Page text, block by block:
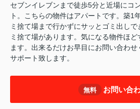
セブンイレブンまで徒歩5分と近場にコ
ト。こちらの物件はアパートです。築1
ミ捨て場まで行かずにサッとゴミ出し
ミ捨て場があります。気になる物件ほ
ます。出来るだけお早目にお問い合わ
サポート致します。
無料 お問い合